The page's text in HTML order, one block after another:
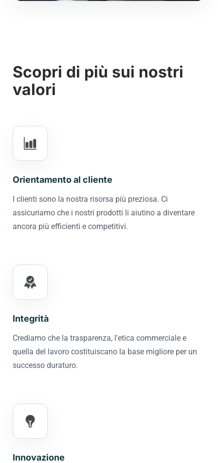
Scopri di più sui nostri
valori
Orientamento al cliente
I clienti sono la nostra risorsa più preziosa. Ci
assicuriamo che i nostri prodotti li aiutino a diventare
ancora più efficienti e competitivi.
Integrità
Crediamo che la trasparenza, l'etica commerciale e
quella del lavoro costituiscano la base migliore per un
successo duraturo.
Innovazione